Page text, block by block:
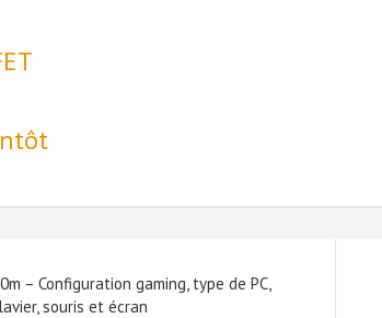
– Configuration gaming, type de PC,
souris et écran